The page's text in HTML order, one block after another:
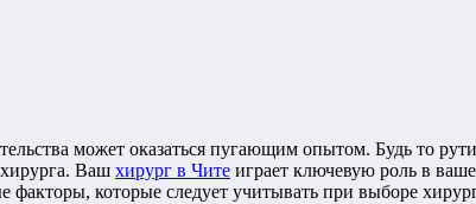
может оказаться пугающим опытом. Будь то
Ваш хирург в Чите играет ключевую роль в
факторы, которые следует учитывать при выборе